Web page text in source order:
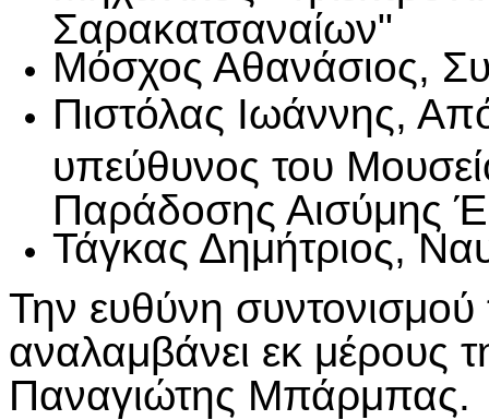
Σαρακατσαναίων"
Μόσχος Αθανάσιος,
Πιστόλας Ιωάννης,
υπεύθυνος του
Παράδοσης Αισύμης
Τάγκας Δημήτριος,
Την ευθύνη συντονισμού
αναλαμβάνει εκ μέρους
Παναγιώτης Μπάρμπας.